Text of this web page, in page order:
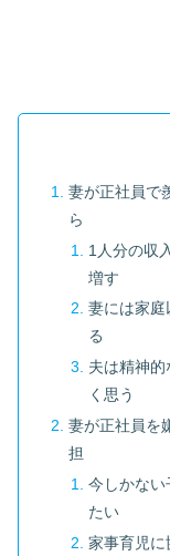
妻が正社員で
ら
1人分の収
増す
妻には家庭
る
夫は精神
く思う
妻が正社員を
担
今しかない
たい
家事育児に